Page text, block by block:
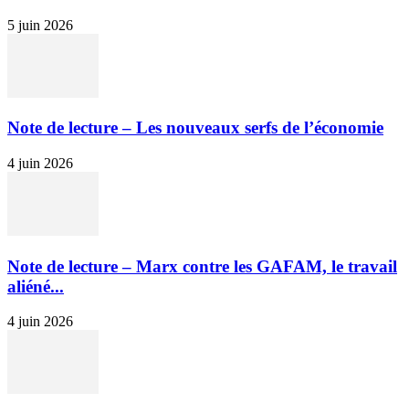
5 juin 2026
Note de lecture – Les nouveaux serfs de l’économie
4 juin 2026
Note de lecture – Marx contre les GAFAM, le travail
aliéné...
4 juin 2026